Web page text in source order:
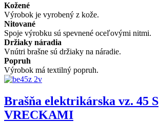
Kožené
Výrobok je vyrobený z kože.
Nitované
Spoje výrobku sú spevnené oceľovými nitmi.
Držiaky náradia
Vnútri brašne sú držiaky na náradie.
Popruh
Výrobok má textilný popruh.
Brašňa elektrikárska vz. 45 S
VRECKAMI